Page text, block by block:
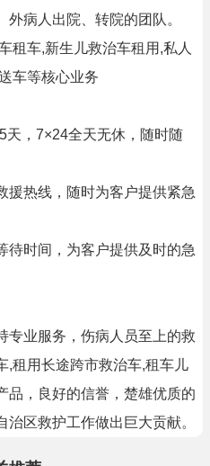
病人出院、转院的团队。
租车,新生儿救治车租用,私人
车等核心业务
天，7×24全天无休，随时随
援热线，随时为客户提供紧急
待时间，为客户提供及时的急
专业服务，伤病人员至上的救
,租用长途跨市救治车,租车儿
品，良好的信誉，楚雄优质的
区救护工作做出巨大贡献。